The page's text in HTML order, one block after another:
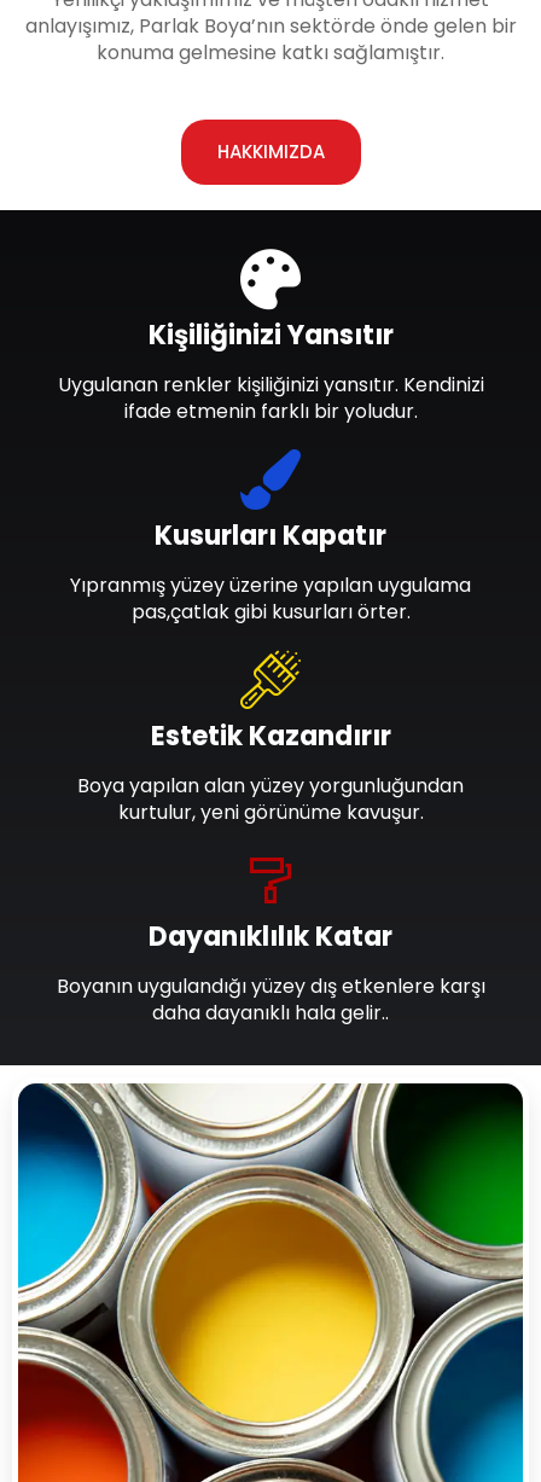
anlayışımız, Parlak Boya’nın sektörde önde gelen bir
konuma gelmesine katkı sağlamıştır.
HAKKIMIZDA
Dayanıklılık Katar
Boyanın uygulandığı yüzey dış etkenlere karşı
daha dayanıklı hala gelir..
Estetik Kazandırır
Boya yapılan alan yüzey yorgunluğundan
kurtulur, yeni görünüme kavuşur.
Kusurları Kapatır
Yıpranmış yüzey üzerine yapılan uygulama
pas,çatlak gibi kusurları örter.
Kişiliğinizi Yansıtır
Uygulanan renkler kişiliğinizi yansıtır. Kendinizi
ifade etmenin farklı bir yoludur.